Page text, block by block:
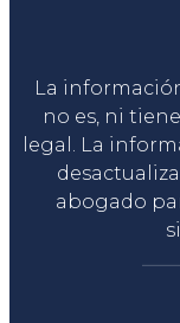
La
no es, ni
legal. La
abogado